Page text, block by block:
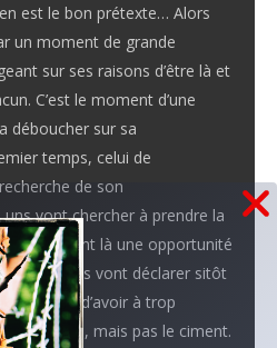
est le bon prétexte… Alors
un moment de grande
sur ses raisons d’être là et
C’est le moment d’une
déboucher sur sa
temps, celui de
de son
vont chercher à prendre la
en voyant là une opportunité
d’autres vont déclarer sitôt
avant d’avoir à trop
sont là, mais pas le ciment.